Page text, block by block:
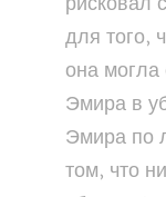
для того,
она могла
Эмира в
Эмира по
том, что